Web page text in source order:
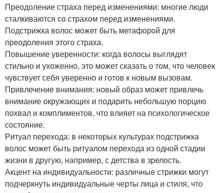
Преодоление страха перед изменениями: многие люди
сталкиваются со страхом перед изменениями.
Подстрижка волос может быть метафорой для
преодоления этого страха.
Повышение уверенности: когда волосы выглядят
стильно и ухоженно, это может сказать о том, что человек
чувствует себя уверенно и готов к новым вызовам.
Привлечение внимания: новый образ может привлечь
внимание окружающих и подарить небольшую порцию
похвал и комплиментов, что влияет на психологическое
состояние.
Ритуал перехода: в некоторых культурах подстрижка
волос может быть ритуалом перехода из одной стадии
жизни в другую, например, с детства в зрелость.
Акцент на индивидуальности: различные стрижки могут
подчеркнуть индивидуальные черты лица и стиля, что